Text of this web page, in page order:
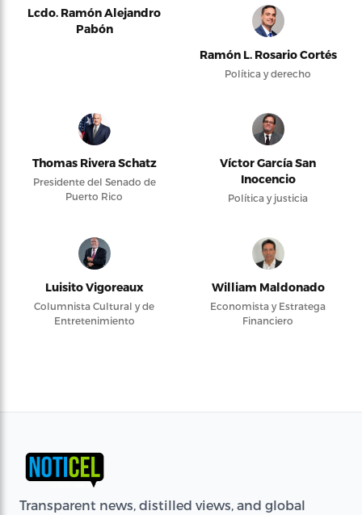
Lcdo. Ramón Alejandro
Pabón
Ramón L. Rosario Cortés
Política y derecho
Thomas Rivera Schatz
Presidente del Senado de
Puerto Rico
Víctor García San
Inocencio
Política y justicia
Luisito Vigoreaux
Columnista Cultural y de
Entretenimiento
William Maldonado
Economista y Estratega
Financiero
Transparent news, distilled views, and global